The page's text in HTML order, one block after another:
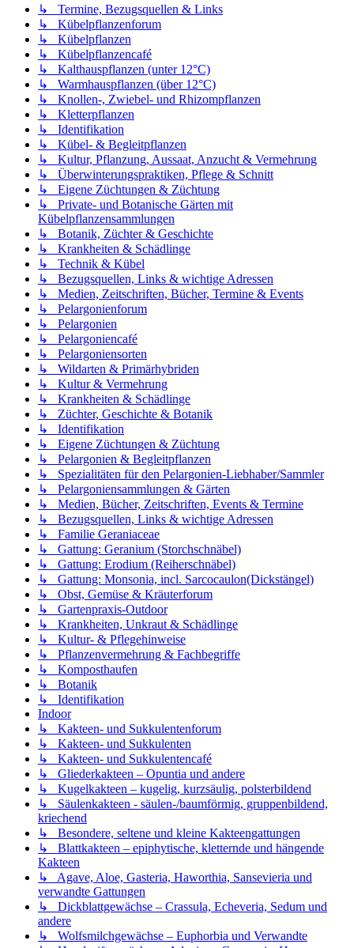
↳ Termine, Bezugsquellen & Links
↳ Kübelpflanzenforum
↳ Kübelpflanzen
↳ Kübelpflanzencafé
↳ Kalthauspflanzen (unter 12°C)
↳ Warmhauspflanzen (über 12°C)
↳ Knollen-, Zwiebel- und Rhizompflanzen
↳ Kletterpflanzen
↳ Identifikation
↳ Kübel- & Begleitpflanzen
↳ Kultur, Pflanzung, Aussaat, Anzucht & Vermehrung
↳ Überwinterungspraktiken, Pflege & Schnitt
↳ Eigene Züchtungen & Züchtung
↳ Private- und Botanische Gärten mit
Kübelpflanzensammlungen
↳ Botanik, Züchter & Geschichte
↳ Krankheiten & Schädlinge
↳ Technik & Kübel
↳ Bezugsquellen, Links & wichtige Adressen
↳ Medien, Zeitschriften, Bücher, Termine & Events
↳ Pelargonienforum
↳ Pelargonien
↳ Pelargoniencafé
↳ Pelargoniensorten
↳ Wildarten & Primärhybriden
↳ Kultur & Vermehrung
↳ Krankheiten & Schädlinge
↳ Züchter, Geschichte & Botanik
↳ Identifikation
↳ Eigene Züchtungen & Züchtung
↳ Pelargonien & Begleitpflanzen
↳ Spezialitäten für den Pelargonien-Liebhaber/Sammler
↳ Pelargoniensammlungen & Gärten
↳ Medien, Bücher, Zeitschriften, Events & Termine
↳ Bezugsquellen, Links & wichtige Adressen
↳ Familie Geraniaceae
↳ Gattung: Geranium (Storchschnäbel)
↳ Gattung: Erodium (Reiherschnäbel)
↳ Gattung: Monsonia, incl. Sarcocaulon(Dickstängel)
↳ Obst, Gemüse & Kräuterforum
↳ Gartenpraxis-Outdoor
↳ Krankheiten, Unkraut & Schädlinge
↳ Kultur- & Pflegehinweise
↳ Pflanzenvermehrung & Fachbegriffe
↳ Komposthaufen
↳ Botanik
↳ Identifikation
Indoor
↳ Kakteen- und Sukkulentenforum
↳ Kakteen- und Sukkulenten
↳ Kakteen- und Sukkulentencafé
↳ Gliederkakteen – Opuntia und andere
↳ Kugelkakteen – kugelig, kurzsäulig, polsterbildend
↳ Säulenkakteen - säulen-/baumförmig, gruppenbildend,
kriechend
↳ Besondere, seltene und kleine Kakteengattungen
↳ Blattkakteen – epiphytische, kletternde und hängende
Kakteen
↳ Agave, Aloe, Gasteria, Haworthia, Sansevieria und
verwandte Gattungen
↳ Dickblattgewächse – Crassula, Echeveria, Sedum und
andere
↳ Wolfsmilchgewächse – Euphorbia und Verwandte